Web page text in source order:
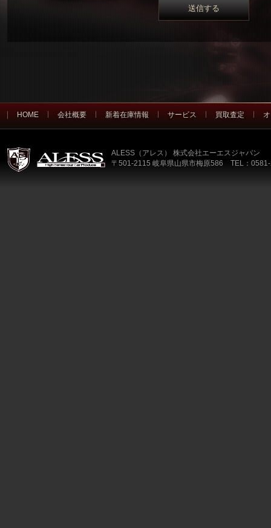
HOME 会社概要 新着在庫情報 サービス 買取査定
ALESS（アレス） 株式会社エーエスジャパン
〒501-2115 岐阜県山県市梅原586 TEL：